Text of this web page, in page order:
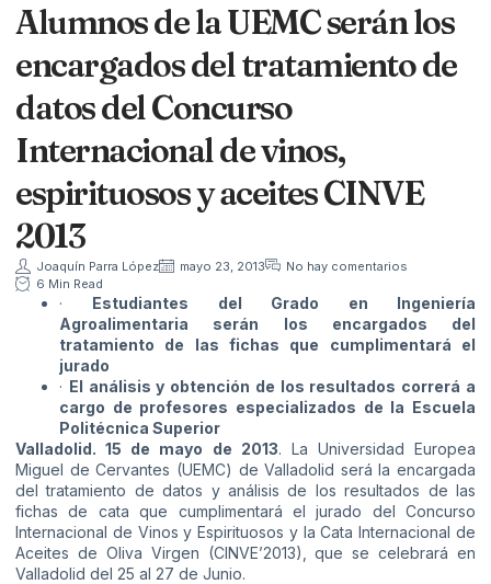
Alumnos de la UEMC serán los
encargados del tratamiento de
datos del Concurso
Internacional de vinos,
espirituosos y aceites CINVE
2013
Joaquín Parra López mayo 23, 2013
No hay comentarios
6 Min Read
· Estudiantes del Grado en Ingeniería
Agroalimentaria serán los encargados del
tratamiento de las fichas que cumplimentará el
jurado
· El análisis y obtención de los resultados correrá a
cargo de profesores especializados de la Escuela
Politécnica Superior
Valladolid. 15 de mayo de 2013. La Universidad Europea
Miguel de Cervantes (UEMC) de Valladolid será la encargada
del tratamiento de datos y análisis de los resultados de las
fichas de cata que cumplimentará el jurado del Concurso
Internacional de Vinos y Espirituosos y la Cata Internacional de
Aceites de Oliva Virgen (CINVE’2013), que se celebrará en
Valladolid del 25 al 27 de Junio.